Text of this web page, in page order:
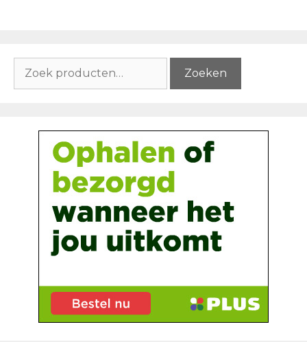
naar:
Zoeken